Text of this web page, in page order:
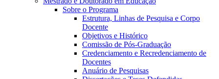
Sobre o Programa
Estrutura, Linhas de Pesquisa e Corpo
Docente
Objetivos e Histórico
Comissão de Pós-Graduação
Credenciamento e Recredenciamento de
Docentes
Anuário de Pesquisas